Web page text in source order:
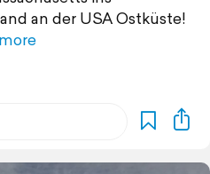
an der USA Ostküste!